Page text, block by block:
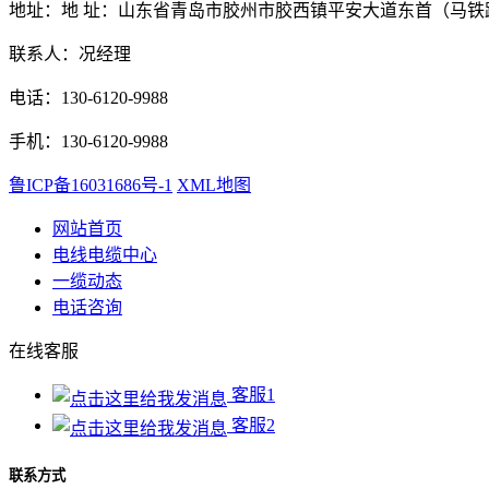
地址：地 址：山东省青岛市胶州市胶西镇平安大道东首（马
联系人：况经理
电话：130-6120-9988
手机：130-6120-9988
鲁ICP备16031686号-1 XML地图
网站首页
电线电缆中心
一缆动态
电话咨询
在线客服
客服1
客服2
联系方式